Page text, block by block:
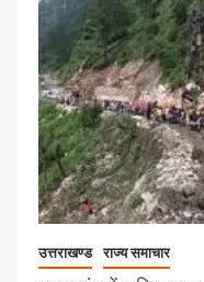
उत्तराखण्ड राज्य समाचार